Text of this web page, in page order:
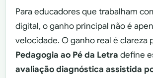
Para educadores que trabalham
digital, o ganho principal não é
velocidade. O ganho real é clareza
Pedagogia ao Pé da Letra define
avaliação diagnóstica assistida